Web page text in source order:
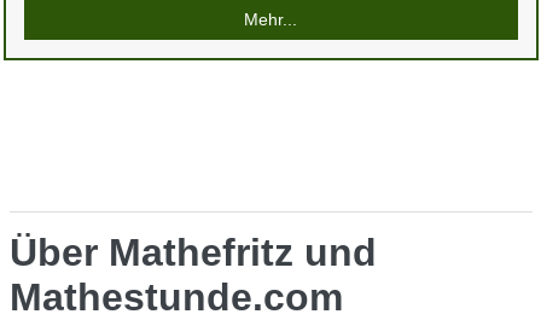
Mehr...
Über Mathefritz und
Mathestunde.com